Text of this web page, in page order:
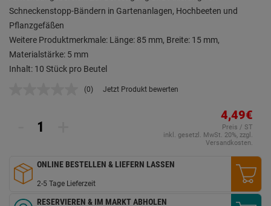
Schneckenstopp-Bändern in Gartenanlagen, Hochbeeten und
Pflanzgefäßen
Weitere Produktmerkmale: Länge: 85 mm, Breite: 15 mm,
Materialstärke: 5 mm
Inhalt: 10 Stück pro Beutel
Kein
(0) Jetzt Produkt bewerten
4,49€
Preis / ST
inkl. gesetzl. MwSt. 20%, zzgl.
Versandkosten.
ONLINE BESTELLEN & LIEFERN LASSEN
2-5 Tage Lieferzeit
RESERVIEREN & IM MARKT ABHOLEN